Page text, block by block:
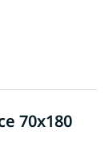
70x180